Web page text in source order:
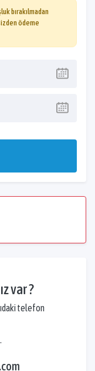
bırakılmadan
ödeme
var ?
telefon